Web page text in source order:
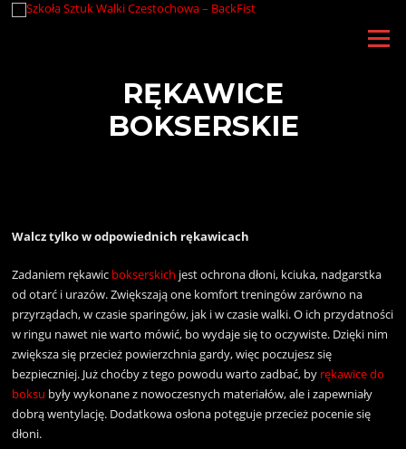
Przejdź
Menu
RĘKAWICE
BOKSERSKIE
Walcz tylko w odpowiednich rękawicach
Zadaniem rękawic bokserskich jest ochrona dłoni, kciuka, nadgarstka
od otarć i urazów. Zwiększają one komfort treningów zarówno na
przyrządach, w czasie sparingów, jak i w czasie walki. O ich przydatności
w ringu nawet nie warto mówić, bo wydaje się to oczywiste. Dzięki nim
zwiększa się przecież powierzchnia gardy, więc poczujesz się
bezpieczniej. Już choćby z tego powodu warto zadbać, by rękawice do
boksu były wykonane z nowoczesnych materiałów, ale i zapewniały
dobrą wentylację. Dodatkowa osłona potęguje przecież pocenie się
dłoni.